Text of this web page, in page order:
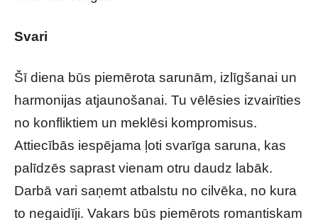
Svari
Šī diena būs piemērota sarunām, izlīgšanai un
harmonijas atjaunošanai. Tu vēlēsies izvairīties
no konfliktiem un meklēsi kompromisus.
Attiecībās iespējama ļoti svarīga saruna, kas
palīdzēs saprast vienam otru daudz labāk.
Darbā vari saņemt atbalstu no cilvēka, no kura
to negaidīji. Vakars būs piemērots romantiskam